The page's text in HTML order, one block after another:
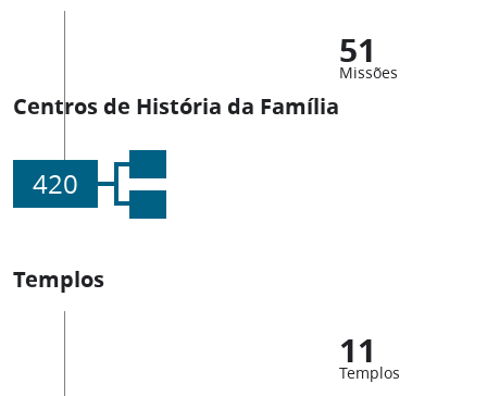
51
Missões
Centros de História da Família
420
Templos
11
Templos